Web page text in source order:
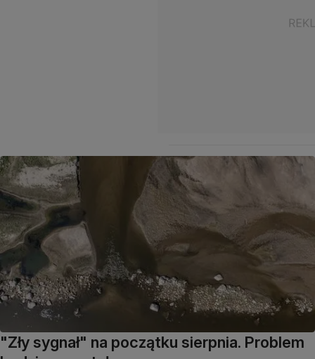
"Zły sygnał" na początku sierpnia. Problem